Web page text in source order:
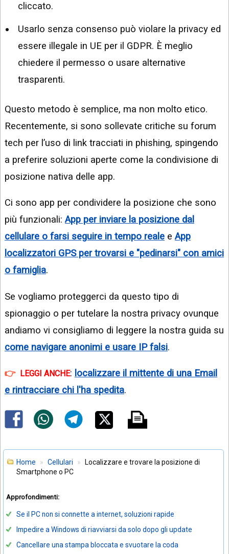
cliccato.
Usarlo senza consenso può violare la privacy ed
essere illegale in UE per il GDPR. È meglio
chiedere il permesso o usare alternative
trasparenti.
Questo metodo è semplice, ma non molto etico.
Recentemente, si sono sollevate critiche su forum
tech per l’uso di link tracciati in phishing, spingendo
a preferire soluzioni aperte come la condivisione di
posizione nativa delle app.
Ci sono app per condividere la posizione che sono
più funzionali:App per inviare la posizione dal
cellulare o farsi seguire in tempo reale eApp
localizzatori GPS per trovarsi e "pedinarsi" con amici
o famiglia.
Se vogliamo proteggerci da questo tipo di
spionaggio o per tutelare la nostra privacy ovunque
andiamo vi consigliamo di leggere la nostra guida su
come navigare anonimi e usare IP falsi.
LEGGI ANCHE: localizzare il mittente di una Email
e rintracciare chi l'ha spedita.
Home Cellulari
Localizzare e trovare la posizione di
Smartphone o PC
Approfondimenti:
Se il PC non si connette a internet, soluzioni rapide
Impedire a Windows di riavviarsi da solo dopo gli update
Cancellare una stampa bloccata e svuotare la coda